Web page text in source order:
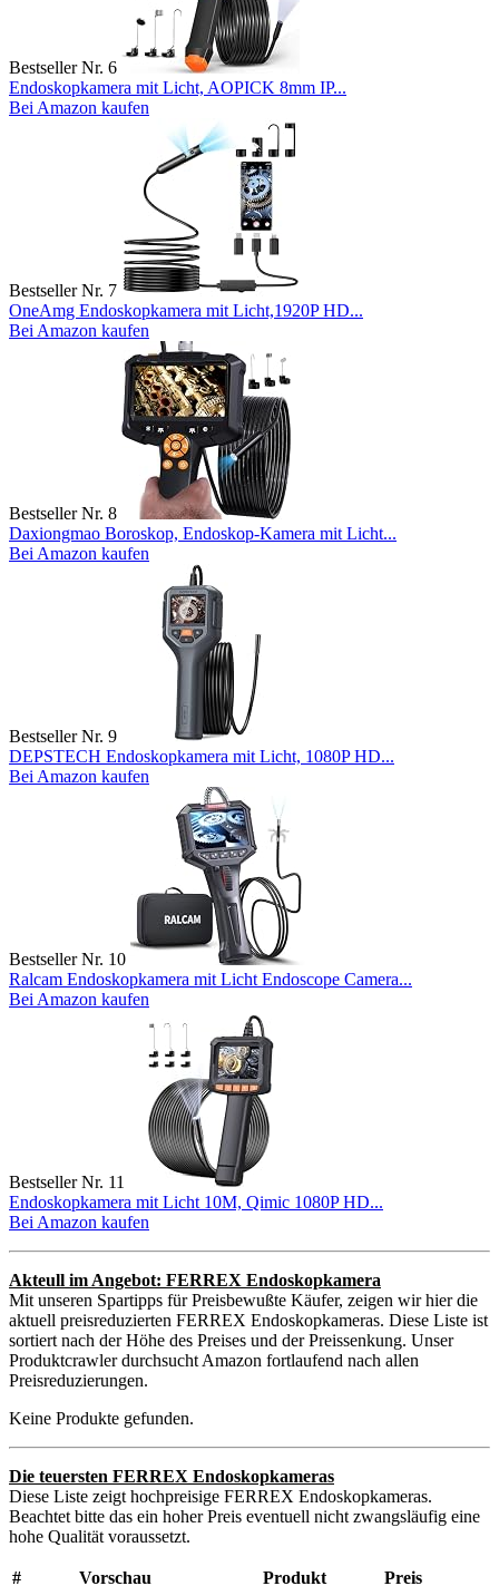
Bestseller Nr. 6
Endoskopkamera mit Licht, AOPICK 8mm IP...
Bei Amazon kaufen
Bestseller Nr. 7
OneAmg Endoskopkamera mit Licht,1920P HD...
Bei Amazon kaufen
Bestseller Nr. 8
Daxiongmao Boroskop, Endoskop-Kamera mit Licht...
Bei Amazon kaufen
Bestseller Nr. 9
DEPSTECH Endoskopkamera mit Licht, 1080P HD...
Bei Amazon kaufen
Bestseller Nr. 10
Ralcam Endoskopkamera mit Licht Endoscope Camera...
Bei Amazon kaufen
Bestseller Nr. 11
Endoskopkamera mit Licht 10M, Qimic 1080P HD...
Bei Amazon kaufen
Akteull im Angebot: FERREX Endoskopkamera
Mit unseren Spartipps für Preisbewußte Käufer, zeigen wir hier die
aktuell preisreduzierten FERREX Endoskopkameras. Diese Liste ist
sortiert nach der Höhe des Preises und der Preissenkung. Unser
Produktcrawler durchsucht Amazon fortlaufend nach allen
Preisreduzierungen.
Keine Produkte gefunden.
Die teuersten FERREX Endoskopkameras
Diese Liste zeigt hochpreisige FERREX Endoskopkameras.
Beachtet bitte das ein hoher Preis eventuell nicht zwangsläufig eine
hohe Qualität voraussetzt.
# Vorschau Produkt Preis